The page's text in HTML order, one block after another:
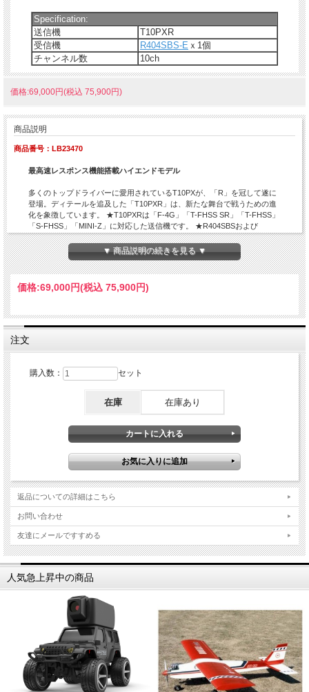
Specification:
送信機
T10PXR
受信機
R404SBS-E ｘ1個
チャンネル数
10ch
価格:69,000円(税込 75,900円)
商品説明
商品番号：LB23470
最高速レスポンス機能搭載ハイエンドモデル
多くのトップドライバーに愛用されているT10PXが、「R」を冠して遂に
登場。ディテールを追及した「T10PXR」は、新たな舞台で戦うための進
化を象徴しています。 ★T10PXRは「F-4G」「T-FHSS SR」「T-FHSS」
「S-FHSS」「MINI-Z」に対応した送信機です。 ★R404SBSおよび
R404SBS-Eは「F-4G」に対応した受信機です。
▼ 商品説明の続きを見る ▼
価格:69,000円(税込 75,900円)
注文
購入数： セット
在庫 在庫あり
返品についての詳細はこちら
お問い合わせ
友達にメールですすめる
人気急上昇中の商品